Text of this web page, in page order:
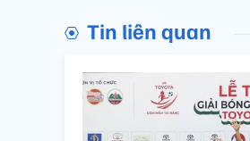
Tin liên quan